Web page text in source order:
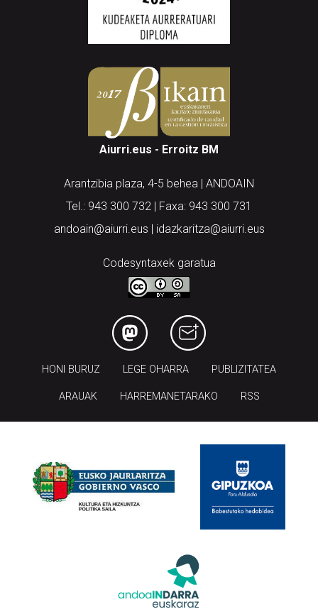
Aiurri.eus - Erroitz BM
Arantzibia plaza, 4-5 behea | ANDOAIN
Tel.: 943 300 732 | Faxa: 943 300 731
andoain@aiurri.eus | idazkaritza@aiurri.eus
Codesyntaxek garatua
HONI BURUZ LEGE OHARRA PUBLIZITATEA
ARAUAK HARREMANETARAKO RSS